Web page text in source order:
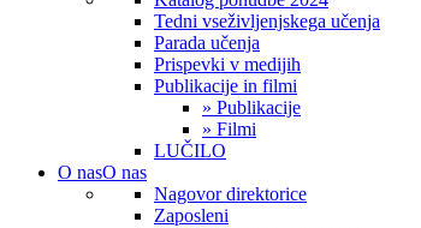
Tedni vseživljenjskega učenja
Parada učenja
Prispevki v medijih
Publikacije in filmi
» Publikacije
» Filmi
LUČILO
O nasO nas
Nagovor direktorice
Zaposleni